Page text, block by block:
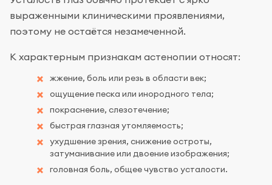
выраженными клиническими проявлениями,
поэтому не остаётся незамеченной.
К характерным признакам астенопии относят:
жжение, боль или резь в области век;
ощущение песка или инородного тела;
покраснение, слезотечение;
быстрая глазная утомляемость;
ухудшение зрения, снижение остроты,
затуманивание или двоение изображения;
головная боль, общее чувство усталости.